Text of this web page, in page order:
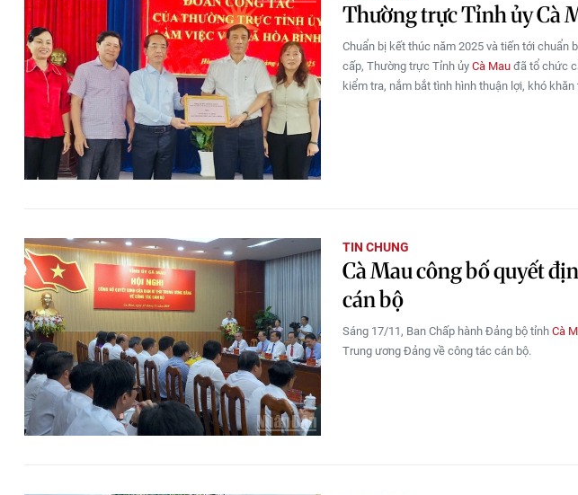
Thường trực Tỉnh ủy Cà
Chuẩn bị kết thúc năm 2025 và tiến tới chuẩn
cấp, Thường trực Tỉnh ủy Cà Mau đã tổ chức
kiểm tra, nắm bắt tình hình thuận lợi, khó
TIN CHUNG
Cà Mau công bố quyết
cán bộ
Sáng 17/11, Ban Chấp hành Đảng bộ tỉnh Cà
Trung ương Đảng về công tác cán bộ.